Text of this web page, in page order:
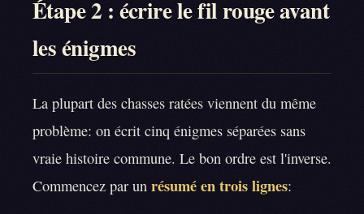
Étape 2 : écrire le fil rouge avant
les énigmes
La plupart des chasses ratées viennent du même
problème: on écrit cinq énigmes séparées sans
vraie histoire commune. Le bon ordre est l'inverse.
Commencez par un résumé en trois lignes: